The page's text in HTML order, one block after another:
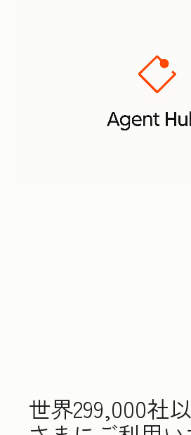
世界299,000社